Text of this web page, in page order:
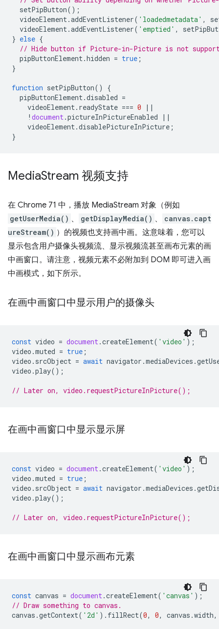
setPipButton();
videoElement.addEventListener( 'loadedmetadata' ,
videoElement.addEventListener( 'emptied' ,
} else {
// Hide button if Picture-in-Picture is not
pipButtonElement.hidden = true ;
}
function setPipButton()
{
pipButtonElement.disabled =
videoElement. readyState === 0
||
! document.pictureInPictureEnabled
||
videoElement.disablePictureInPicture ;
}
MediaStream 视频支持
在 Chrome 71 中，播放 MediaStream 对象（例如
getUserMedia() 、 getDisplayMedia() 、
canvas.capt
ureStream() ）的视频也支持画中画。这意味着，您可以
显示包含用户摄像头视频流、显示视频流甚至画布元素的画
中画窗口。请注意，视频元素不必附加到 DOM 即可进入画
中画模式，如下所示。
在画中画窗口中显示用户的摄像头
const video = document.createElement( 'video' );
video .muted = true ;
video . srcObject = await navigator .mediaDevices .
video .play();
// Later on, video.requestPictureInPicture();
在画中画窗口中显示显示屏
const video = document.createElement( 'video' );
video .muted = true ;
video . srcObject = await navigator .mediaDevices .
video .play();
// Later on, video.requestPictureInPicture();
在画中画窗口中显示画布元素
const canvas = document.createElement( 'canvas' );
// Draw something to canvas.
canvas .getContext( '2d' ). fillRect(0, 0, canvas .width,